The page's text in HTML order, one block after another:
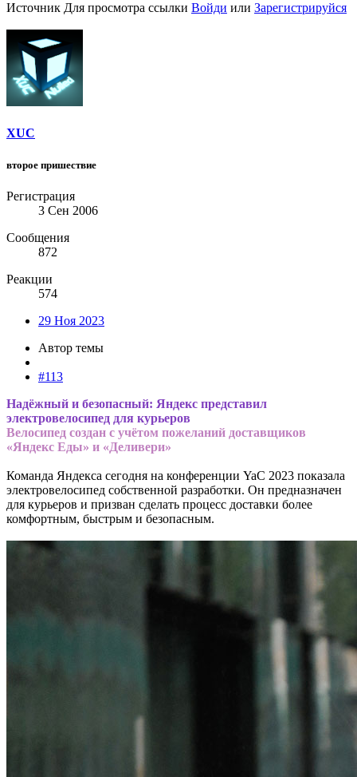
Источник Для просмотра ссылки Войди или Зарегистрируйся
XUC
второе пришествие
Регистрация
3 Сен 2006
Сообщения
872
Реакции
574
29 Ноя 2023
Автор темы
#113
Надёжный и безопасный: Яндекс представил
электровелосипед для курьеров
Велосипед создан с учётом пожеланий доставщиков
«Яндекс Еды» и «Деливери»
Команда Яндекса сегодня на конференции YaC 2023 показала
электровелосипед собственной разработки. Он предназначен
для курьеров и призван сделать процесс доставки более
комфортным, быстрым и безопасным.